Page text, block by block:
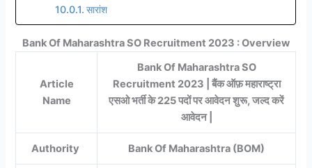
सारांश
Bank Of Maharashtra SO Recruitment 2023 : Overview
Article
Name
Bank Of Maharashtra SO
Recruitment 2023 | बैंक ऑफ़ महाराष्ट्रा
एसओ भर्ती के 225 पदों पर आवेदन शुरू, जल्द करें
आवेदन |
Authority Bank Of Maharashtra (BOM)